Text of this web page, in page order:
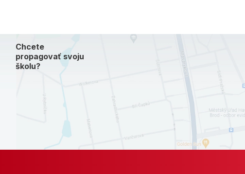
Chcete
propagovať svoju
školu?